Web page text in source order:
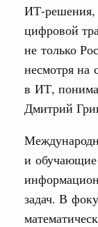
ИТ-решения,
цифровой
не только
несмотря на
в ИТ,
Дмитрий
и обучающие
задач. В
проливе
Среднее